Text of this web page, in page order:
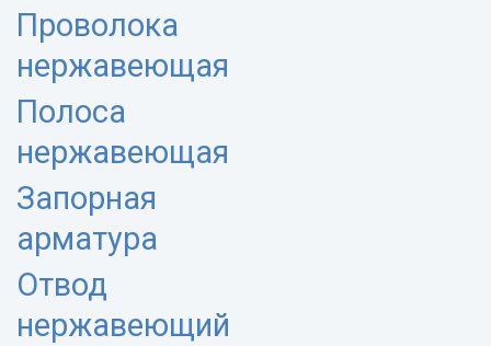
Проволока
нержавеющая
Полоса
нержавеющая
Запорная
арматура
Отвод
нержавеющий